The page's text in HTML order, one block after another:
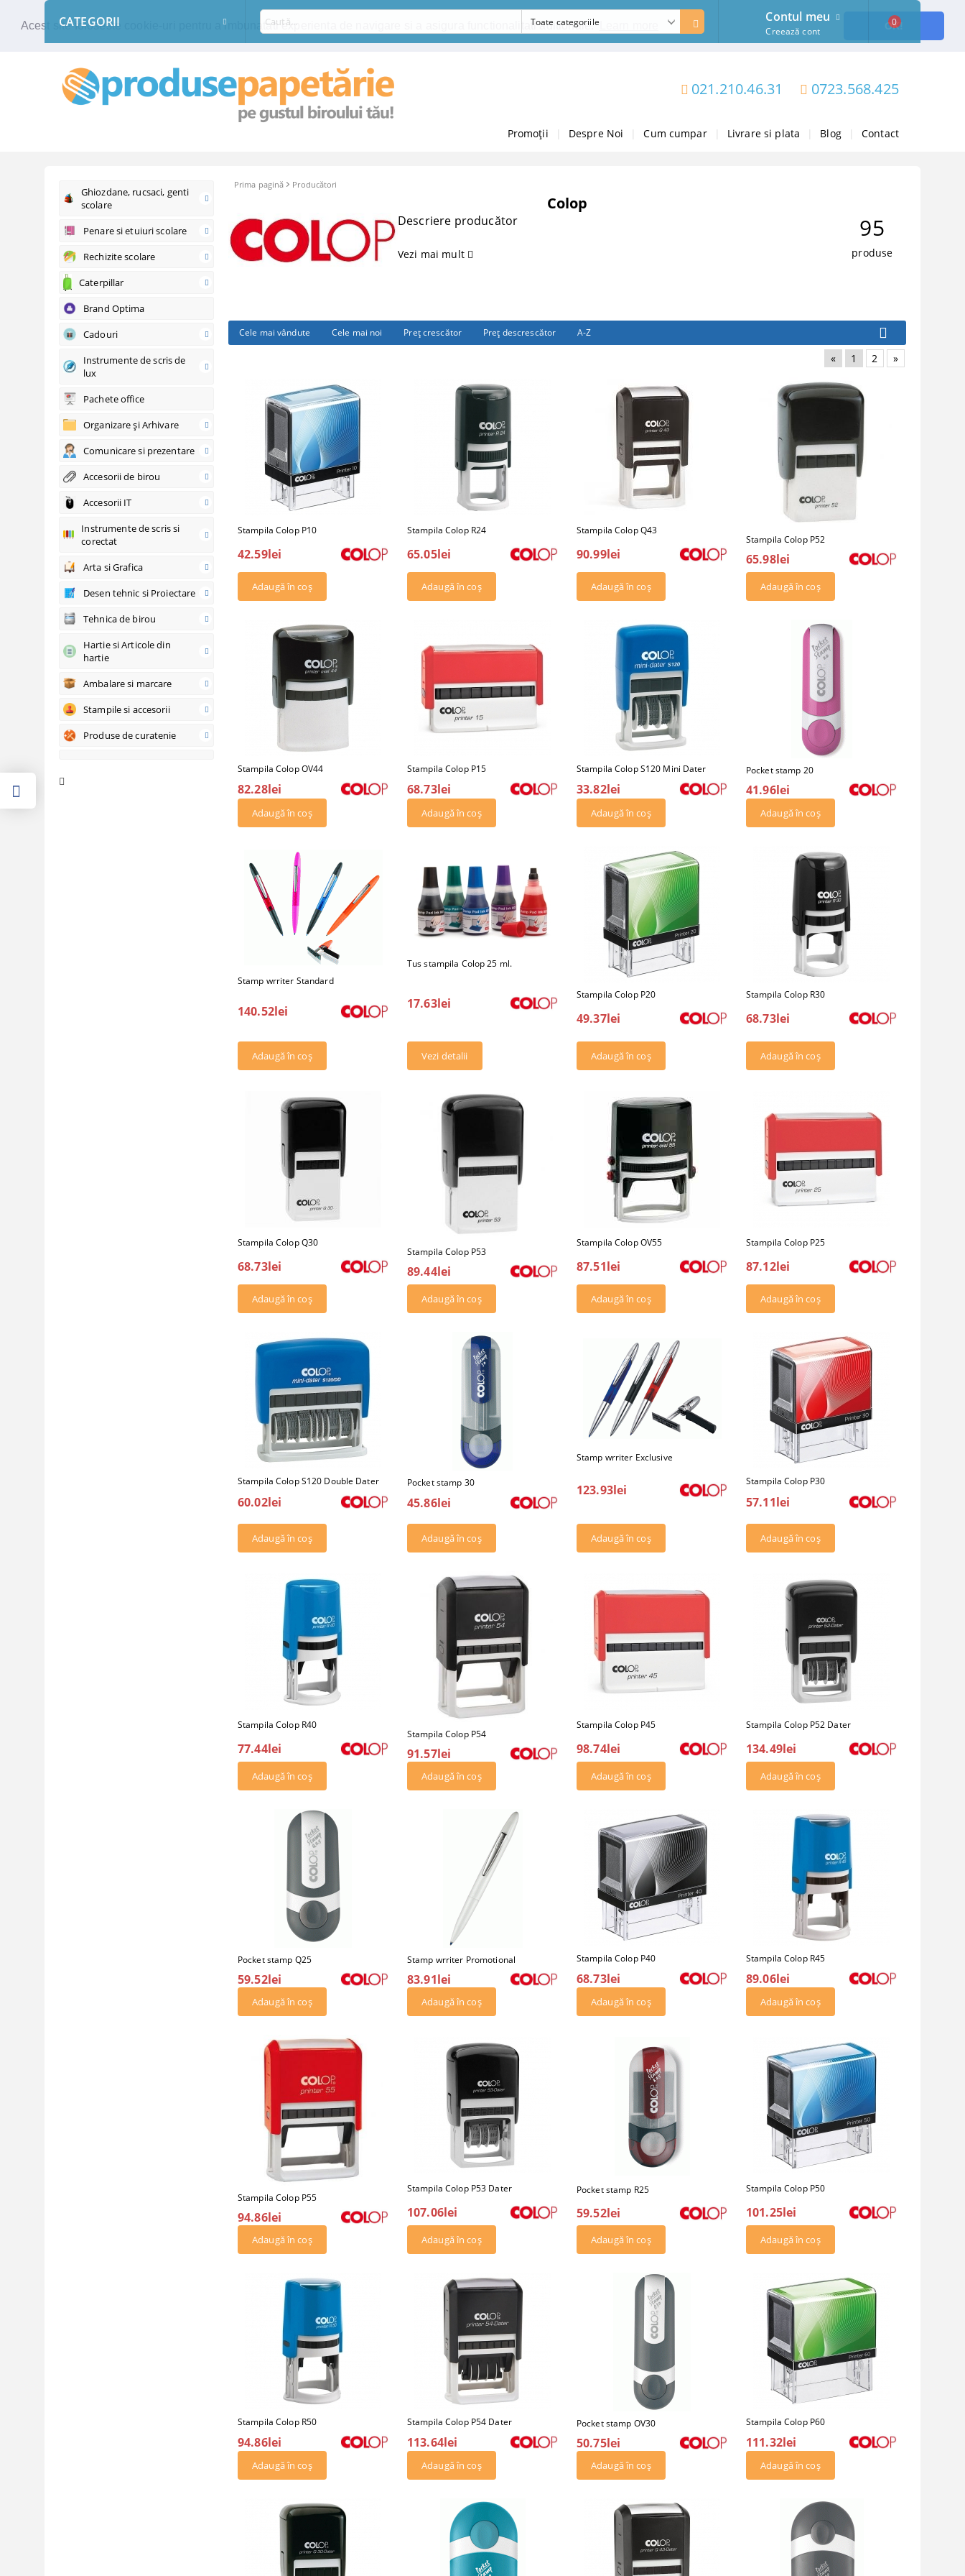
Acest site foloseste cookie-uri pentru a imbunatati experienta de navigare si a asigura functionalitati aditionale. OK!
021.210.46.31 0723.568.425
Promoții Despre Noi Cum cumpar Livrare si plata Blog Contact
CATEGORII Contul meu
Creează cont
0
Ghiozdane, rucsaci, genti
scolare
Penare si etuiuri scolare
Rechizite scolare
Caterpillar
Brand Optima
Cadouri
Instrumente de scris de
lux
Pachete office
Organizare şi Arhivare
Comunicare si prezentare
Accesorii de birou
Accesorii IT
Instrumente de scris si
corectat
Arta si Grafica
Desen tehnic si Proiectare
Tehnica de birou
Hartie si Articole din
hartie
Ambalare si marcare
Stampile si accesorii
Produse de curatenie
Prima pagină Producători
Colop
Descriere producător
Vezi mai mult
95
produse
Cele mai vândute Cele mai noi Preţ crescător Preţ descrescător A-Z
« 1 2 »
Stampila Colop P10
42.59lei
Stampila Colop R24
65.05lei
Stampila Colop Q43
90.99lei
Stampila Colop P52
65.98lei
Stampila Colop OV44
82.28lei
Stampila Colop P15
68.73lei
Stampila Colop S120 Mini Dater
33.82lei
Pocket stamp 20
41.96lei
Stamp wrriter Standard
140.52lei
Tus stampila Colop 25 ml.
17.63lei
Vezi detalii
Stampila Colop P20
49.37lei
Stampila Colop R30
68.73lei
Stampila Colop Q30
68.73lei
Stampila Colop P53
89.44lei
Stampila Colop OV55
87.51lei
Stampila Colop P25
87.12lei
Stampila Colop S120 Double Dater
60.02lei
Pocket stamp 30
45.86lei
Stamp wrriter Exclusive
123.93lei
Stampila Colop P30
57.11lei
Stampila Colop R40
77.44lei
Stampila Colop P54
91.57lei
Stampila Colop P45
98.74lei
Stampila Colop P52 Dater
134.49lei
Pocket stamp Q25
59.52lei
Stamp wrriter Promotional
83.91lei
Stampila Colop P40
68.73lei
Stampila Colop R45
89.06lei
Stampila Colop P55
94.86lei
Stampila Colop P53 Dater
107.06lei
Pocket stamp R25
59.52lei
Stampila Colop P50
101.25lei
Stampila Colop R50
94.86lei
Stampila Colop P54 Dater
113.64lei
Pocket stamp OV30
50.75lei
Stampila Colop P60
111.32lei